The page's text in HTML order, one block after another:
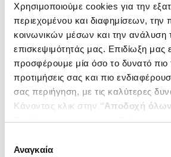
Χρησιμοποιούμε cookies για την
περιεχομένου και διαφημίσεων, την
κοινωνικών μέσων και την ανάλυση
επισκεψιμότητάς μας. Επιδίωξη μας
προσφέρουμε μία όσο το δυνατό πιο
προτιμήσεις σας και πιο
σας περιήγηση, με τις καλύτερες
Κάνοντας κλικ στην ‘’Αποδοχή όλων
βοηθήσετε να ανταποκριθούμε στα
ενδιαφέρουν και να επιλέξετε από
συγκατάθεσης
Αναγκαία